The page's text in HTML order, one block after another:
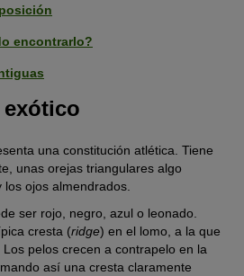
encontrarlo?
una constitución atlética. Tiene
unas orejas triangulares algo
ojos almendrados.
ser rojo, negro, azul o leonado.
cresta (ridge) en el lomo, a la que
pelos crecen a contrapelo en la
así una cresta claramente